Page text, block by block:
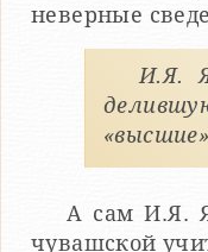
неверные
И.Я.
А сам И.Я.
чувашской